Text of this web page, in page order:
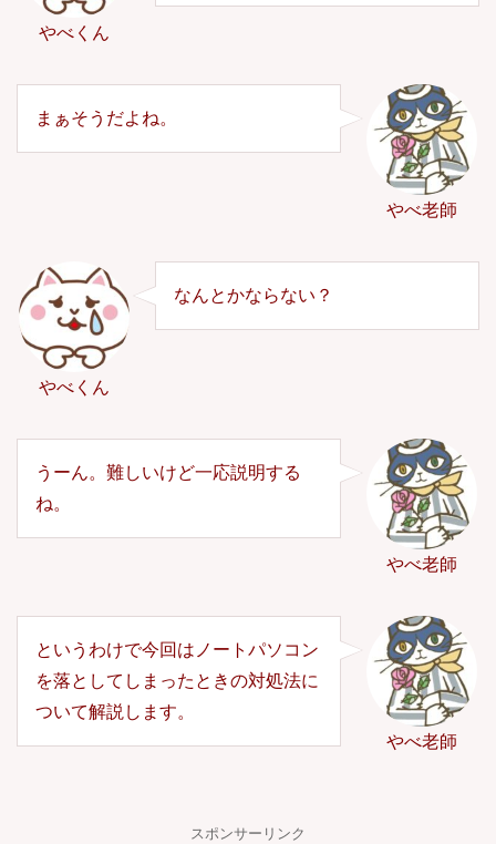
やべくん
やべ老師
まぁそうだよね。
やべくん
なんとかならない？
やべ老師
うーん。難しいけど一応説明する
ね。
やべ老師
というわけで今回はノートパソコン
を落としてしまったときの対処法に
ついて解説します。
スポンサーリンク